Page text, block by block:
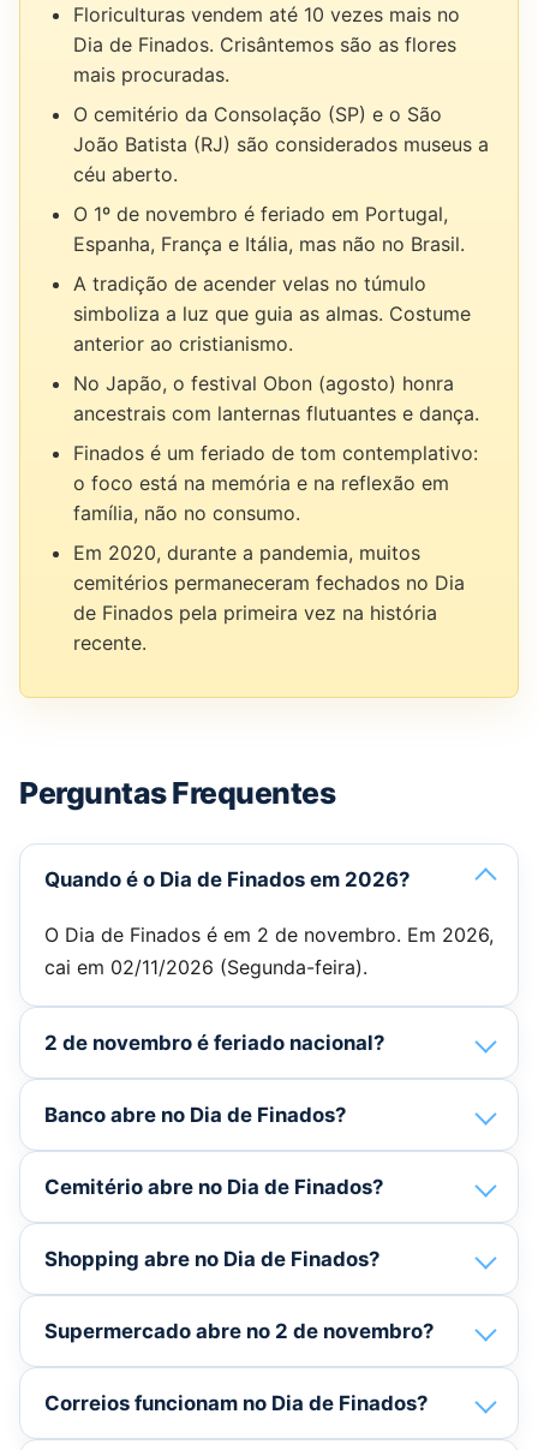
Floriculturas vendem até 10 vezes mais no
Dia de Finados. Crisântemos são as flores
mais procuradas.
O cemitério da Consolação (SP) e o São
João Batista (RJ) são considerados museus a
céu aberto.
O 1º de novembro é feriado em Portugal,
Espanha, França e Itália, mas não no Brasil.
A tradição de acender velas no túmulo
simboliza a luz que guia as almas. Costume
anterior ao cristianismo.
No Japão, o festival Obon (agosto) honra
ancestrais com lanternas flutuantes e dança.
Finados é um feriado de tom contemplativo:
o foco está na memória e na reflexão em
família, não no consumo.
Em 2020, durante a pandemia, muitos
cemitérios permaneceram fechados no Dia
de Finados pela primeira vez na história
recente.
Perguntas Frequentes
Quando é o Dia de Finados em 2026?
O Dia de Finados é em 2 de novembro. Em 2026,
cai em 02/11/2026 (Segunda-feira).
2 de novembro é feriado nacional?
Banco abre no Dia de Finados?
Cemitério abre no Dia de Finados?
Shopping abre no Dia de Finados?
Supermercado abre no 2 de novembro?
Correios funcionam no Dia de Finados?